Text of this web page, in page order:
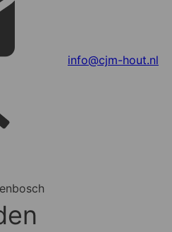
info@cjm-hout.nl